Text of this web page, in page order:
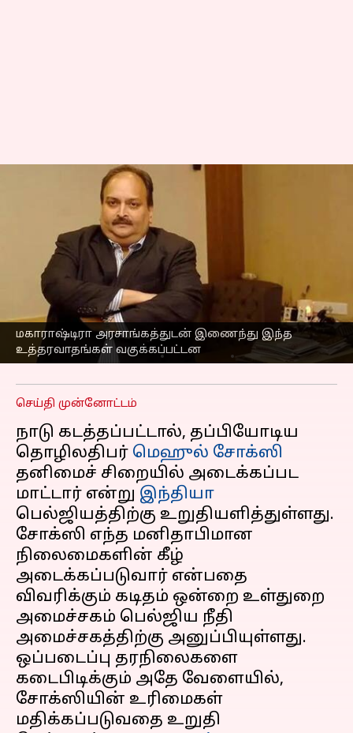
மகாராஷ்டிரா அரசாங்கத்துடன் இணைந்து இந்த
உத்தரவாதங்கள் வகுக்கப்பட்டன
நாடு கடத்தினால்,
மெஹுல் சோக்சிக்கு
மனிதாபிமான ரீதியில்
தான் சிறைத்தண்டனை
வழங்கப்படும்:
பெல்ஜியத்திற்கு இந்தியா
உறுதி
எழுதியவர் Venkatalakshmi V Sep 08, 2025 12:47 pm
செய்தி முன்னோட்டம்
நாடு கடத்தப்பட்டால், தப்பியோடிய
தொழிலதிபர் மெஹுல் சோக்ஸி
தனிமைச் சிறையில் அடைக்கப்பட
மாட்டார் என்று இந்தியா
பெல்ஜியத்திற்கு உறுதியளித்துள்ளது.
சோக்ஸி எந்த மனிதாபிமான
நிலைமைகளின் கீழ்
அடைக்கப்படுவார் என்பதை
விவரிக்கும் கடிதம் ஒன்றை உள்துறை
அமைச்சகம் பெல்ஜிய நீதி
அமைச்சகத்திற்கு அனுப்பியுள்ளது.
ஒப்படைப்பு தரநிலைகளை
கடைபிடிக்கும் அதே வேளையில்,
சோக்ஸியின் உரிமைகள்
மதிக்கப்படுவதை உறுதி